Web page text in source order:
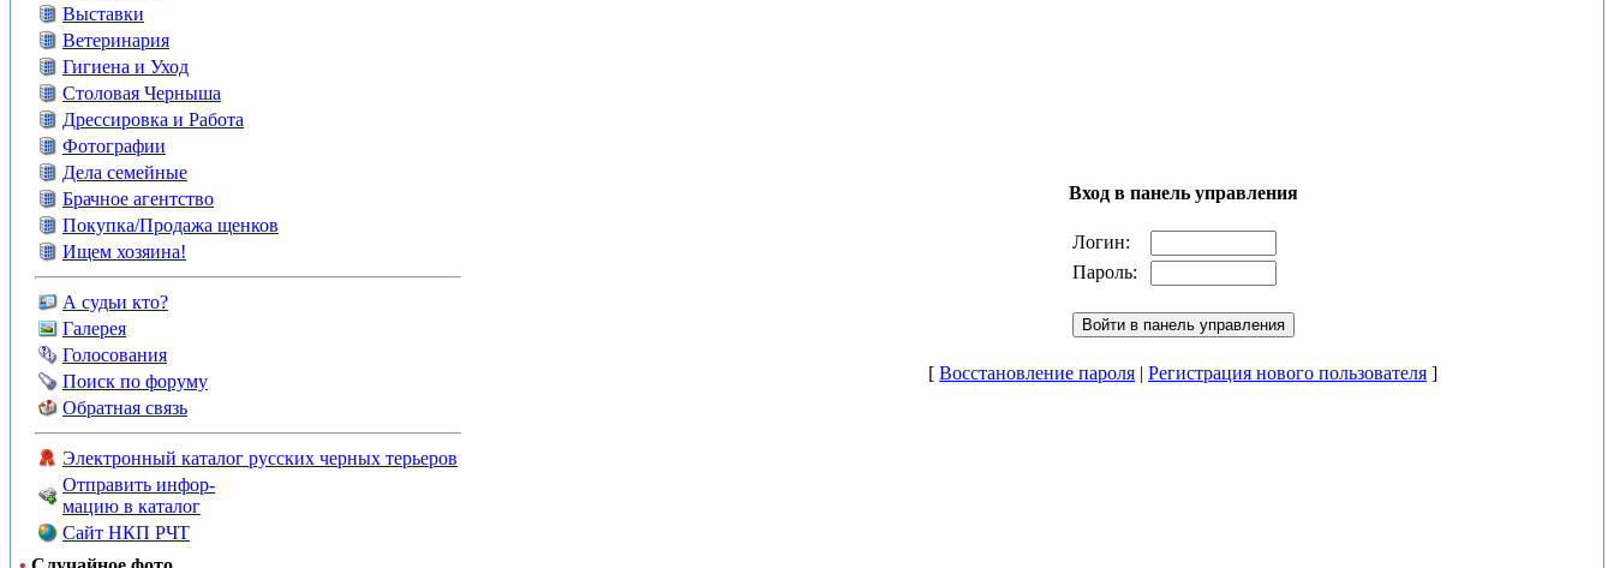
Выставки
Ветеринария
Гигиена и Уход
Столовая Черныша
Дрессировка и Работа
Фотографии
Дела семейные
Брачное агентство
Покупка/Продажа щенков
Ищем хозяина!
А судьи кто?
Галерея
Голосования
Поиск по форуму
Обратная связь
Электронный каталог русских черных терьеров
Отправить инфор-
мацию в каталог
Сайт НКП РЧТ
Вход в панель управления
Логин:
Пароль:
[ Восстановление пароля | Регистрация нового пользователя ]